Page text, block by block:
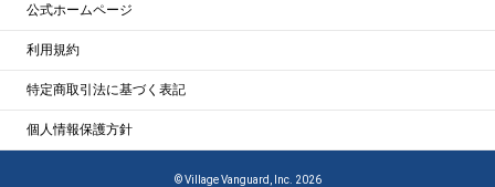
公式ホームページ
利用規約
特定商取引法に基づく表記
個人情報保護方針
© Village Vanguard, Inc. 2026